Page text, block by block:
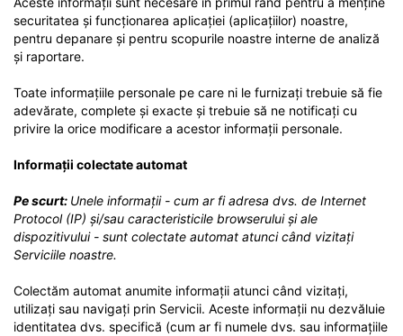
securitatea și funcționarea aplicației (aplicațiilor) noastre,
pentru depanare și pentru scopurile noastre interne de analiză
și raportare.
Toate informațiile personale pe care ni le furnizați trebuie să fie
adevărate, complete și exacte și trebuie să ne notificați cu
privire la orice modificare a acestor informații personale.
Informații colectate automat
Pe scurt: Unele informații - cum ar fi adresa dvs. de Internet
Protocol (IP) și/sau caracteristicile browserului și ale
dispozitivului - sunt colectate automat atunci când vizitați
Serviciile noastre.
Colectăm automat anumite informații atunci când vizitați,
utilizați sau navigați prin Servicii. Aceste informații nu dezvăluie
identitatea dvs. specifică (cum ar fi numele dvs. sau informațiile